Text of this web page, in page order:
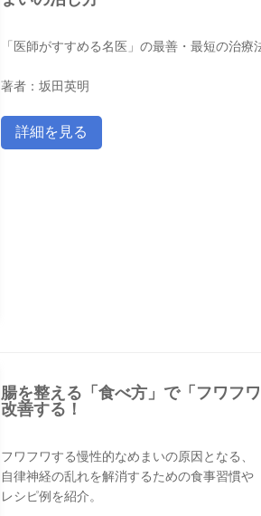
「医師がすすめる名医」の最善・最短の治療
著者：坂田英明
詳細を見る
腸を整える「食べ方」で「フワフ
改善する！
フワフワする慢性的なめまいの原因となる、
自律神経の乱れを解消するための食事習慣や
レシピ例を紹介。